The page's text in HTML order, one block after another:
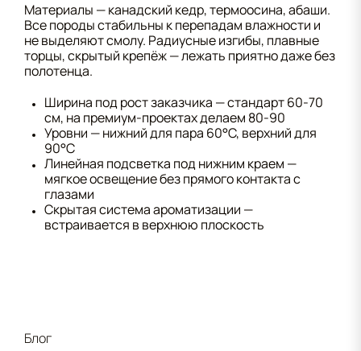
Материалы — канадский кедр, термоосина, абаши.
Все породы стабильны к перепадам влажности и
не выделяют смолу. Радиусные изгибы, плавные
торцы, скрытый крепёж — лежать приятно даже без
полотенца.
Ширина под рост заказчика — стандарт 60-70
см, на премиум-проектах делаем 80-90
Уровни — нижний для пара 60°C, верхний для
90°C
Линейная подсветка под нижним краем —
мягкое освещение без прямого контакта с
глазами
Скрытая система ароматизации —
встраивается в верхнюю плоскость
Блог